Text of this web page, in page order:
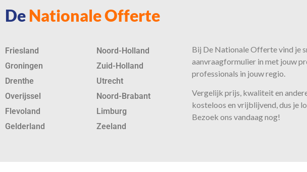
De Nationale Offerte
Friesland
Groningen
Drenthe
Overijssel
Flevoland
Gelderland
Noord-Holland
Zuid-Holland
Utrecht
Noord-Brabant
Limburg
Zeeland
Bij De Nationale Offerte vind je
aanvraagformulier in met jouw
professionals in jouw regio.
Vergelijk prijs, kwaliteit en
kosteloos en vrijblijvend, dus je
Bezoek ons vandaag nog!